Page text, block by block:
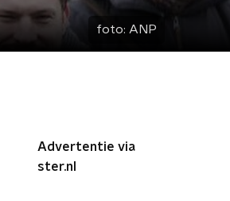
foto: ANP
Advertentie via
ster.nl